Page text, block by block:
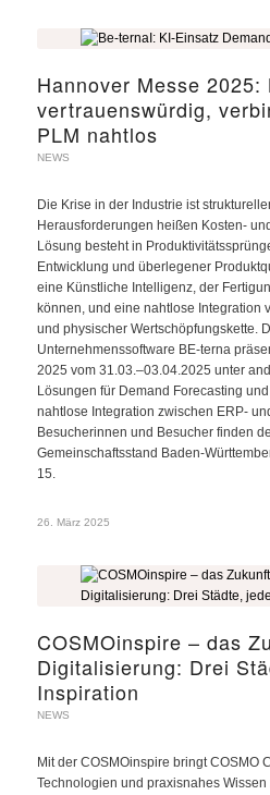
Hannover Messe
vertrauenswürdig,
PLM nahtlos
NEWS
Die Krise in der Industrie ist
Herausforderungen heißen Kosten-
Lösung besteht in
Entwicklung und überlegener
eine Künstliche Intelligenz, der
können, und eine nahtlose Integration
und physischer Wertschöpfungskette.
Unternehmenssoftware BE-terna
2025 vom 31.03.–03.04.2025 unter
Lösungen für Demand Forecasting
nahtlose Integration zwischen ERP-
Besucherinnen und Besucher finden
Gemeinschaftsstand Baden-
15.
26. März 2025
COSMOinspire – das
Digitalisierung: Drei
Inspiration
NEWS
Mit der COSMOinspire bringt COSMO
Technologien und praxisnahes